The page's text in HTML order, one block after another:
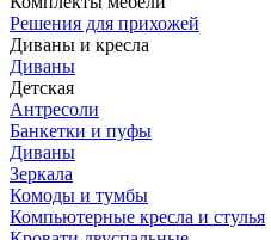
Решения для прихожей
Диваны и кресла
Диваны
Детская
Антресоли
Банкетки и пуфы
Диваны
Зеркала
Комоды и тумбы
Компьютерные кресла и стулья